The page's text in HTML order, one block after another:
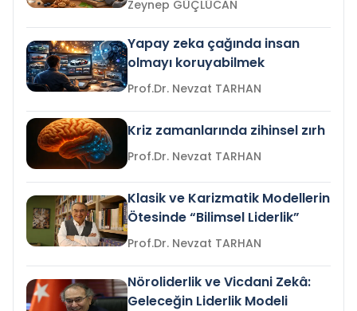
Zeynep GÜÇLÜCAN
Yapay zeka çağında insan
olmayı koruyabilmek
Prof.Dr. Nevzat TARHAN
Kriz zamanlarında zihinsel zırh
Prof.Dr. Nevzat TARHAN
Klasik ve Karizmatik Modellerin
Ötesinde “Bilimsel Liderlik”
Prof.Dr. Nevzat TARHAN
Nöroliderlik ve Vicdani Zekâ:
Geleceğin Liderlik Modeli